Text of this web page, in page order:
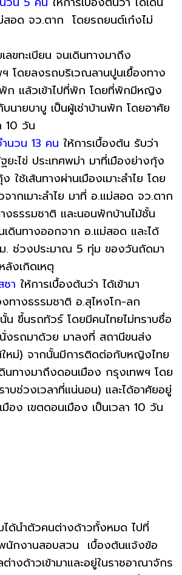
สอด จว.ตาก โดยรถยนต์เก๋งไม่
ลขทะเบียน จนเดินทางมาถึง
โดยลงรถบริเวณลานปูนเยื้องทาง
พัก แล้วเข้าไปที่พัก โดยที่พักมีหญิง
นายบาบู เป็นผู้เช่าบ้านพัก โดยอาศัย
10 วัน
นวน 13 คน ให้การเบื้องต้น รับว่า
ยะไข่ ประเทศพม่า มาที่เมืองย่างกุ้ง
ใช้เส้นทางผ่านเมืองเมาะลำไย โดย
ากเมาะลำไย มาที่ อ.แม่สอด จว.ตาก
งธรรมชาติ และนอนพักบ้านไม้ชั้น
ดินทางออกจาก อ.แม่สอด และได้
. ช่วงประมาณ 5 ทุ่ม ของวันถัดมา
ลังเกิดเหตุ
า ให้การเบื้องต้นว่า ได้เข้ามา
งทางธรรมชาติ อ.สุไหงโก-ลก
น ขึ้นรถทัวร์ โดยมีคนไทยไม่ทราบชื่อ
งรถมาด้วย มาลงที่ สถานีขนส่ง
ใหม่) จากนั้นมีการติดต่อกับหญิงไทย
นทางมาถึงดอนเมือง กรุงเทพฯ โดย
บช่วงเวลาที่แน่นอน) และได้อาศัยอยู่
อง เขตดอนเมือง เป็นเวลา 10 วัน
ได้นำตัวคนต่างด้าวทั้งหมด ไปที่
นักงานสอบสวน เบื้องต้นแจ้งข้อ
างด้าวเข้ามาและอยู่ในราชอาณาจักร